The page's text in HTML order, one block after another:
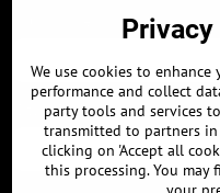
City / Country
We use cookies to
performance and collect
party tools and services
transmitted to partners in
clicking on 'Accept all
this processing. You